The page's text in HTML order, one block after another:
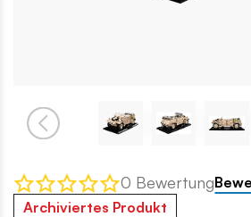
0 Bewertung
Archiviertes Produkt